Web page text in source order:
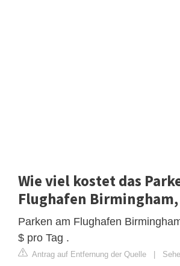
Wie viel kostet das
Flughafen Birmingham,
Parken am Flughafen
$ pro Tag .
Antrag auf Entfernung der Quelle |